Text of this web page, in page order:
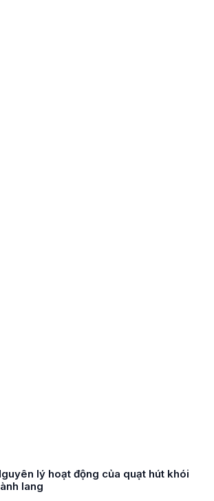
lý hoạt động của quạt hút khói
lang